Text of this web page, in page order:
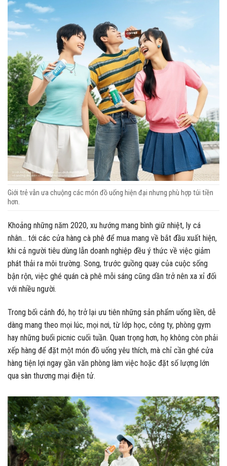
Giới trẻ vẫn ưa chuộng các món đồ uống hiện đại nhưng phù hợp túi tiền
hơn.
Khoảng những năm 2020, xu hướng mang bình giữ nhiệt, ly cá
nhân… tới các cửa hàng cà phê để mua mang về bắt đầu xuất hiện,
khi cả người tiêu dùng lẫn doanh nghiệp đều ý thức về việc giảm
phát thải ra môi trường. Song, trước guồng quay của cuộc sống
bận rộn, việc ghé quán cà phê mỗi sáng cũng dần trở nên xa xỉ đối
với nhiều người.
Trong bối cảnh đó, họ trở lại ưu tiên những sản phẩm uống liền, dễ
dàng mang theo mọi lúc, mọi nơi, từ lớp học, công ty, phòng gym
hay những buổi picnic cuối tuần. Quan trọng hơn, họ không còn phải
xếp hàng để đặt một món đồ uống yêu thích, mà chỉ cần ghé cửa
hàng tiện lợi ngay gần văn phòng làm việc hoặc đặt số lượng lớn
qua sàn thương mại điện tử.